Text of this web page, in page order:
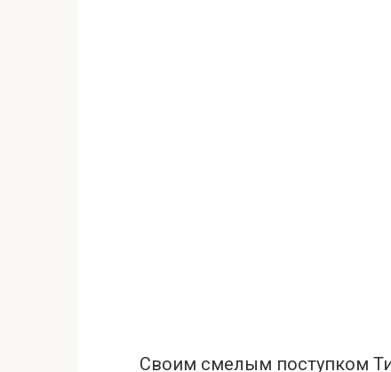
Своим смелым поступком